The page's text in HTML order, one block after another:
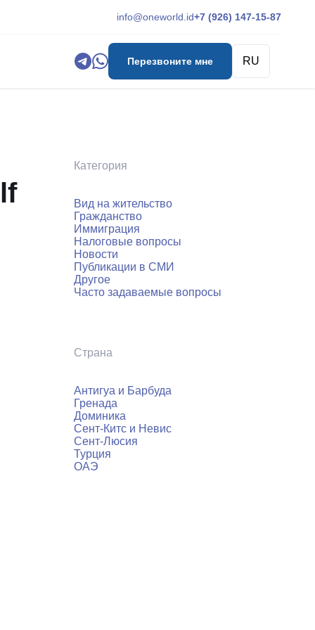
info@oneworld.id+7 (926) 147-15-87
Перезвоните мне RU
Категория
Вид на жительство
Гражданство
Иммиграция
Налоговые вопросы
Новости
Публикации в СМИ
Другое
Часто задаваемые вопросы
Страна
Антигуа и Барбуда
Гренада
Доминика
Сент-Китс и Невис
Сент-Люсия
Турция
ОАЭ